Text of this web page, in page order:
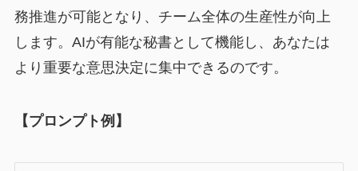
務推進が可能となり、チーム全体の生産性が向上
します。AIが有能な秘書として機能し、あなたは
より重要な意思決定に集中できるのです。
【プロンプト例】